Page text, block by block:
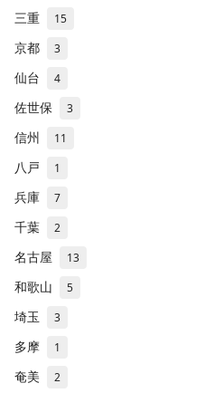
三重 15
京都 3
仙台 4
佐世保 3
信州 11
八戸 1
兵庫 7
千葉 2
名古屋 13
和歌山 5
埼玉 3
多摩 1
奄美 2